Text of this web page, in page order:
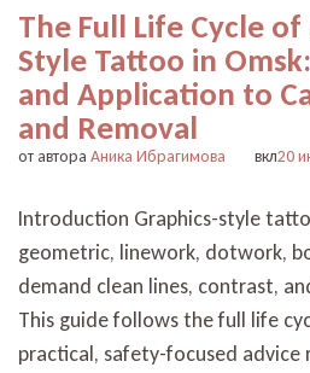
The Full Life Cycle of
Style Tattoo in
and Application to
and Removal
от автора Аника Ибрагимова вкл20
Introduction Graphics-style
geometric, linework, dotwork,
demand clean lines, contrast,
This guide follows the full life
practical, safety-focused advice